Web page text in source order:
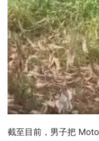
截至目前，男子把